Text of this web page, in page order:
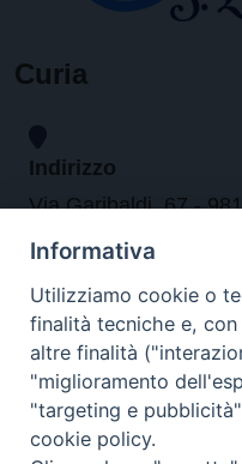
Curia
Indirizzo
Via Garibaldi, 67 -
Orari
da lunedi al venerdi
Contatti
Informativa
Utilizziamo cookie o
finalità tecniche e,
altre finalità
"miglioramento
"targeting e
cookie policy.